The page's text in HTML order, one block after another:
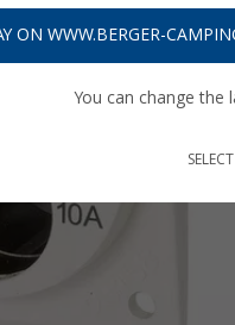
ON WWW.BERGER-
You can change the